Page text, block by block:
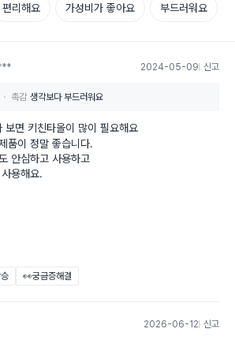
편리해요 가성비가 좋아요 부드러워요
2024-05-09 신고
촉감 생각보다 부드러워요
보면 키친타올이 많이 필요해요
품이 정말 좋습니다.
안심하고 사용하고
용해요.
👀궁금증해결
2026-06-12 신고